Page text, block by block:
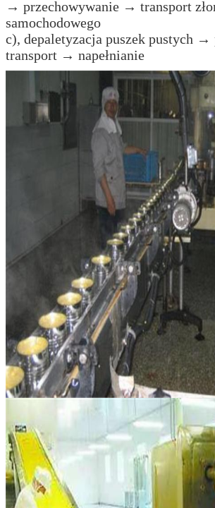
→ przechowywanie → transport
samochodowego
c), depaletyzacja puszek pustych
transport → napełnianie